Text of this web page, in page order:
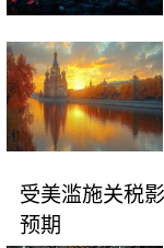
受美滥施关税
预期